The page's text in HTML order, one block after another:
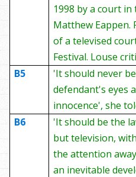
1998 by a court
Matthew Eappen.
of a televised
Festival. Louse
B5
'It should never
defendant's eyes
innocence', she
B6
'It should be the
but television,
the attention
an inevitable